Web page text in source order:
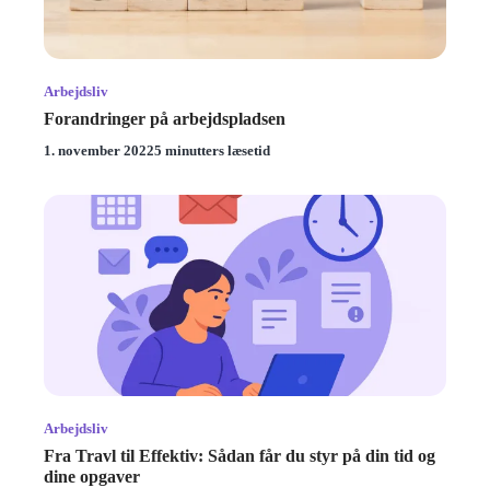
Arbejdsliv
Forandringer på arbejdspladsen
1. november 20225 minutters læsetid
Arbejdsliv
Fra Travl til Effektiv: Sådan får du styr på din tid og
dine opgaver